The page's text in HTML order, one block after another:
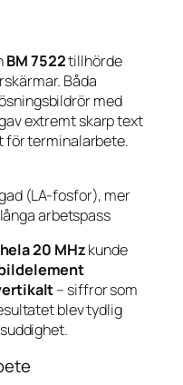
BM 7522tillhörde
Båda
med
extremt skarp text
för terminalarbete.
(LA-fosfor), mer
arbetspass
20 MHzkunde
– siffror som
blev tydlig